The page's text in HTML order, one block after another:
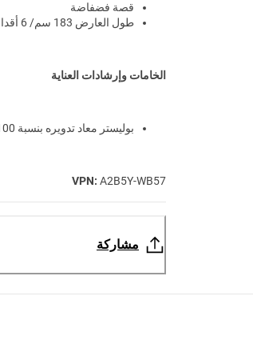
قصة فضفاضة
طول العارض 183 سم/ 6 أقدام ويرتدي مقاس M
الخامات وإرشادات العناية
بوليستر معاد تدويره بنسبة 100%
VPN: A2B5Y-WB57
مشاركة